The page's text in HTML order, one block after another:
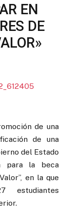
EN
DE
de una
de una
del Estado
para la beca
en la que
estudiantes